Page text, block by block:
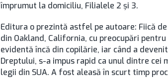
împrumut la domiciliu, Filialele 2 şi 3.
Editura o prezintă astfel pe autoare: Fiică
din Oakland, California, cu preocupări
evidentă încă din copilărie, iar când a
Dreptului, s-a impus rapid ca unul dintre cei
legii din SUA. A fost aleasă în scurt timp